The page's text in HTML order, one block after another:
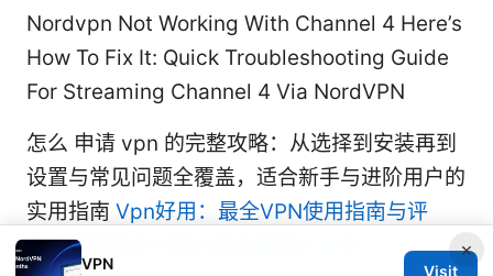
Nordvpn Not Working With Channel 4 Here’s
How To Fix It: Quick Troubleshooting Guide
For Streaming Channel 4 Via NordVPN
怎么 申请 vpn 的完整攻略：从选择到安装再到
设置与常见问题全覆盖，适合新手与进阶用户的
实用指南 Vpn好用：最全VPN使用指南与评
测，帮助你在中国大陆也能安全上网
×
VPN Visit